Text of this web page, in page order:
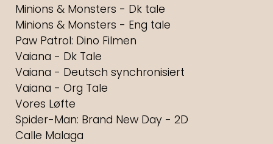
Minions & Monsters - Dk tale
Minions & Monsters - Eng tale
Paw Patrol: Dino Filmen
Vaiana - Dk Tale
Vaiana - Deutsch synchronisiert
Vaiana - Org Tale
Vores Løfte
Spider-Man: Brand New Day - 2D
Calle Malaga